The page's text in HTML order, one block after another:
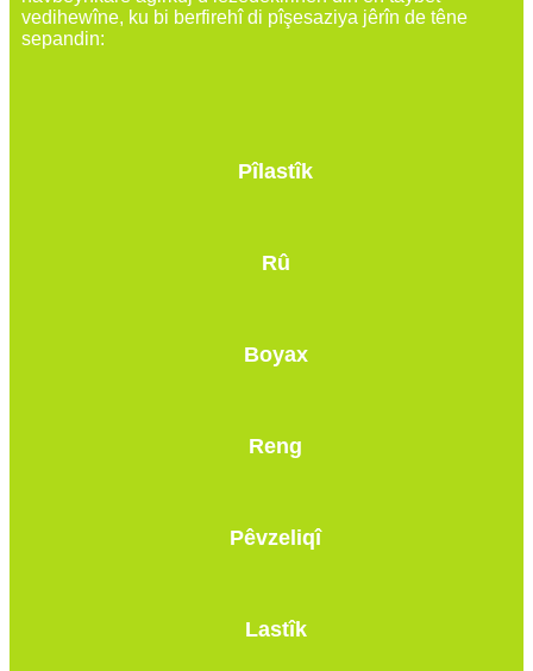
vedihewîne, ku bi berfirehî di pîşesaziya jêrîn de têne
sepandin:
Pîlastîk
Rû
Boyax
Reng
Pêvzeliqî
Lastîk